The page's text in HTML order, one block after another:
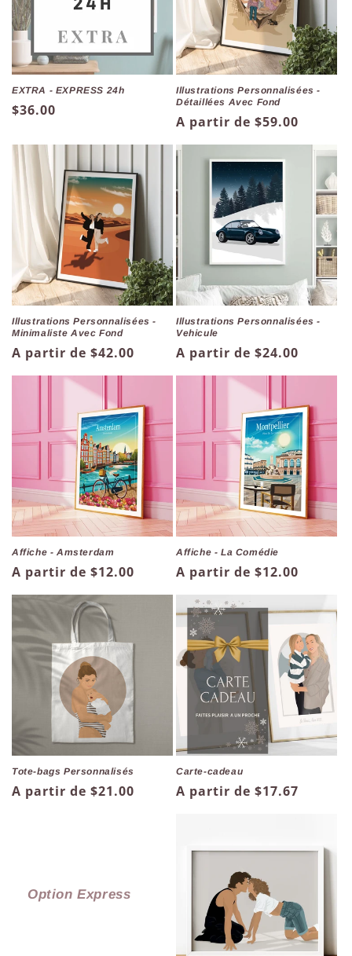
EXTRA - EXPRESS 24h
Prix
$36.00
Illustrations Personnalisées -
Détaillées Avec Fond
Prix
habituel
A partir de $59.00
Illustrations Personnalisées -
Minimaliste Avec Fond
Prix
habituel
A partir de $42.00
Illustrations Personnalisées -
Vehicule
Prix
habituel
A partir de $24.00
Affiche - Amsterdam
Prix
habituel
A partir de $12.00
Affiche - La Comédie
Prix
habituel
A partir de $12.00
Tote-bags Personnalisés
Prix
A partir de $21.00
Carte-cadeau
Prix
A partir de $17.67
Option Express